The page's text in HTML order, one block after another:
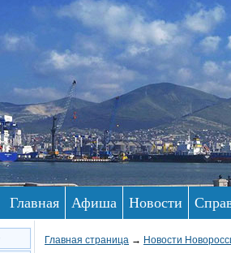
Главная Афиша Новости
Главная страница → Новости